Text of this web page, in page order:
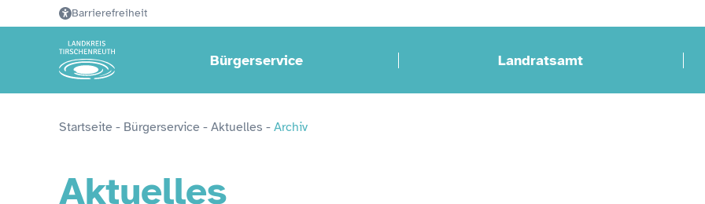
Barrierefreiheit
Bürgerservice Landratsamt
Startseite - Bürgerservice - Aktuelles - Archiv
Aktuelles